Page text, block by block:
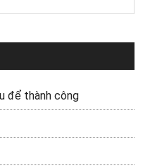
để thành công